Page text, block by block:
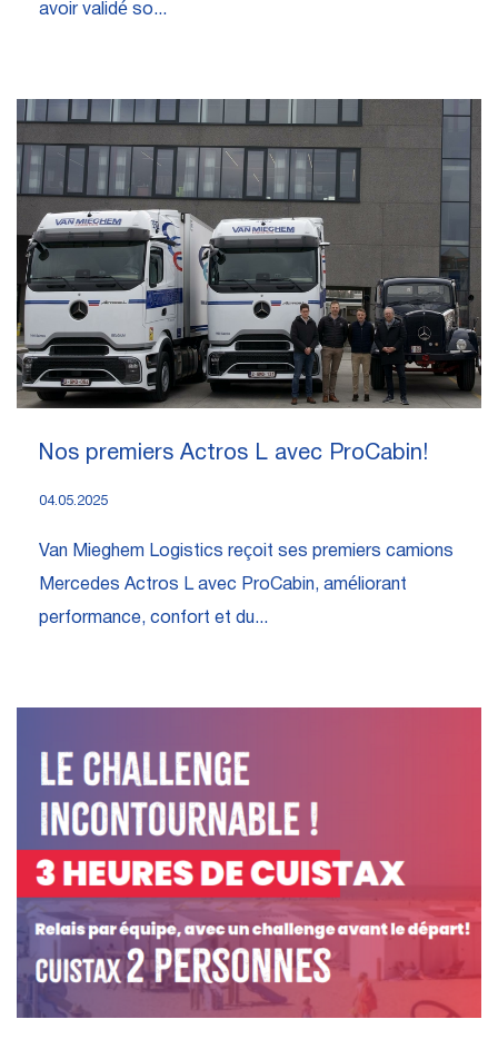
avoir validé so...
Nos premiers Actros L avec ProCabin!
04.05.2025
Van Mieghem Logistics reçoit ses premiers camions
Mercedes Actros L avec ProCabin, améliorant
performance, confort et du...